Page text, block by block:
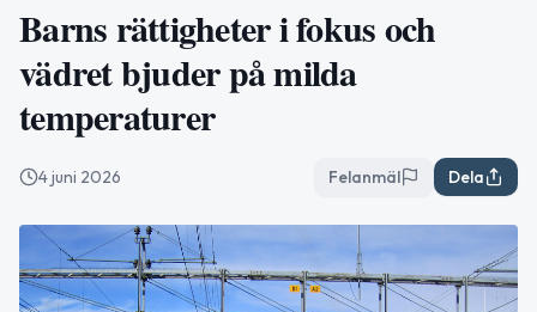
Barns rättigheter i fokus och
vädret bjuder på milda
temperaturer
4 juni 2026 Felanmäl Dela